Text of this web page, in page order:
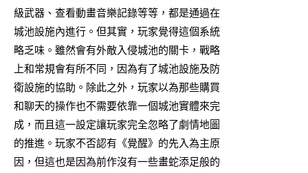
級武器、查看動畫音樂記錄等等，都是通過在
城池設施內進行。但其實，玩家覺得這個系統
略乏味。雖然會有外敵入侵城池的關卡，戰略
上和常規會有所不同，因為有了城池設施及防
衛設施的協助。除此之外，玩家以為那些購買
和聊天的操作也不需要依靠一個城池實體來完
成，而且這一設定讓玩家完全忽略了劇情地圖
的推進。玩家不否認有 《覺醒》 的先入為主原
因，但這也是因為前作沒有一些畫蛇添足般的